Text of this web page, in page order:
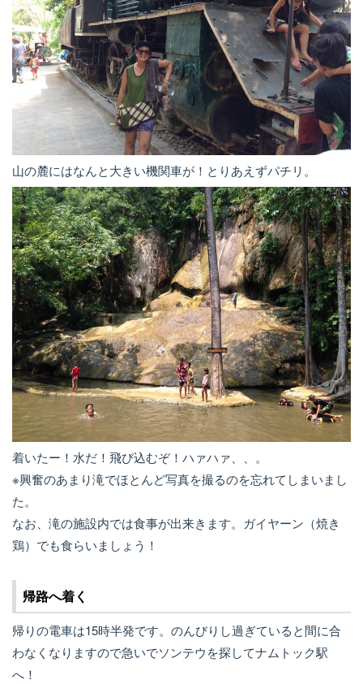
山の麓にはなんと大きい機関車が！とりあえずパチリ。
着いたー！水だ！飛び込むぞ！ハァハァ、、。
※興奮のあまり滝でほとんど写真を撮るのを忘れてしまいまし
た。
なお、滝の施設内では食事が出来きます。ガイヤーン（焼き
鶏）でも食らいましょう！
帰路へ着く
帰りの電車は15時半発です。のんびりし過ぎていると間に合
わなくなりますので急いでソンテウを探してナムトック駅
へ！